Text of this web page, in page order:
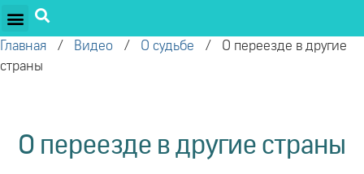
Главная / Видео / О судьбе / О переезде в другие
страны
О переезде в другие страны